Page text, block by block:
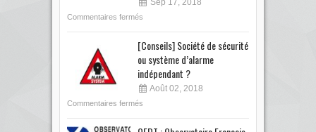
Commentaires fermés
[Conseils] Société de sécurité
ou système d’alarme
indépendant ?
Août 02, 2018
Commentaires fermés